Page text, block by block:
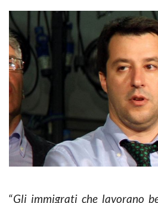
“Gli immigrati che lavorano